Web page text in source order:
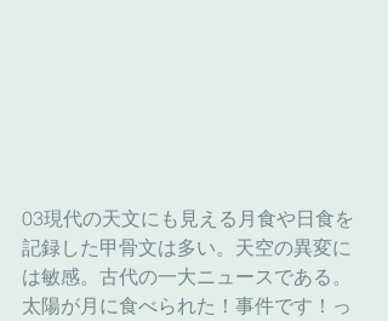
03現代の天文にも見える月食や日食を
記録した甲骨文は多い。天空の異変に
は敏感。古代の一大ニュースである。
太陽が月に食べられた！事件です！っ